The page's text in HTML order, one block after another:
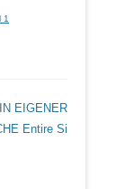
1
EIGENER
Entire Si